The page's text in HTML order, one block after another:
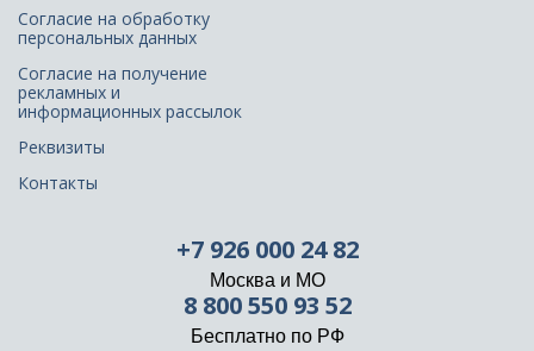
Согласие на обработку
персональных данных
Согласие на получение
рекламных и
информационных рассылок
Реквизиты
Контакты
+7 926 000 24 82
Москва и МО
8 800 550 93 52
Бесплатно по РФ